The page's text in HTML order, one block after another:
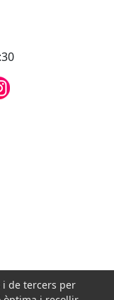
i de tercers per